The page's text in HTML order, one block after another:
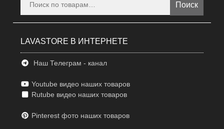
Поиск
LAVASTORE В ИНТЕРНЕТЕ
Наш Телеграм - канал
Youtube видео наших товаров
Rutube видео наших товаров
Pinterest фото наших товаров